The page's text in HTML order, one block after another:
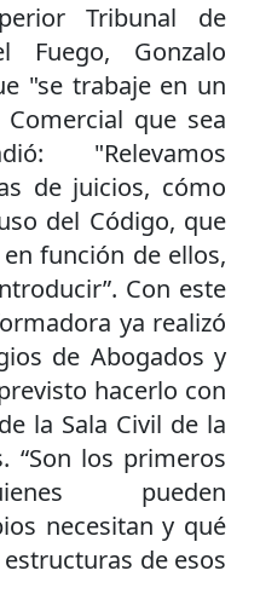
Tribunal de
Fuego, Gonzalo
"se trabaje en un
que sea
"Relevamos
de juicios, cómo
del Código, que
función de ellos,
Con este
ya realizó
de Abogados y
hacerlo con
la Sala Civil de la
“Son los primeros
pueden
necesitan y qué
de esos